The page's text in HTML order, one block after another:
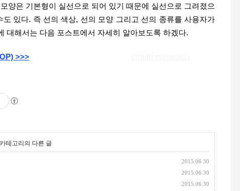
양은 기본형이 실선으로 되어 있기 때문에 실선으로 그려졌으
있다. 즉 선의 색상, 선의 모양 그리고 선의 종류를 사용자가
대해서는 다음 포스트에서 자세히 알아보도록 하겠다.
>>>
테고리의 다른 글
2015.06.30
2015.06.30
2015.06.30